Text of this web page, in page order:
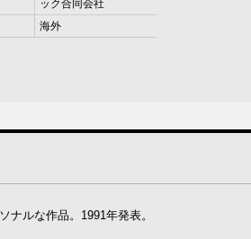
ック合同会社
海外
ルな作品。1991年発表。